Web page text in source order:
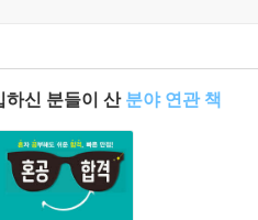
하신 분들이 산 분야 연관 책